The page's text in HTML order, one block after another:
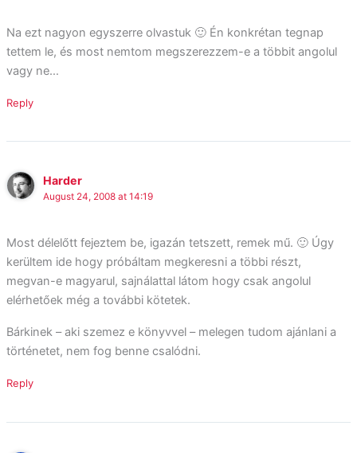
Na ezt nagyon egyszerre olvastuk 🙂 Én konkrétan tegnap
tettem le, és most nemtom megszerezzem-e a többit angolul
vagy ne…
Reply
Harder
August 24, 2008 at 14:19
Most délelőtt fejeztem be, igazán tetszett, remek mű. 🙂 Úgy
kerültem ide hogy próbáltam megkeresni a többi részt,
megvan-e magyarul, sajnálattal látom hogy csak angolul
elérhetőek még a további kötetek.
Bárkinek – aki szemez e könyvvel – melegen tudom ajánlani a
történetet, nem fog benne csalódni.
Reply